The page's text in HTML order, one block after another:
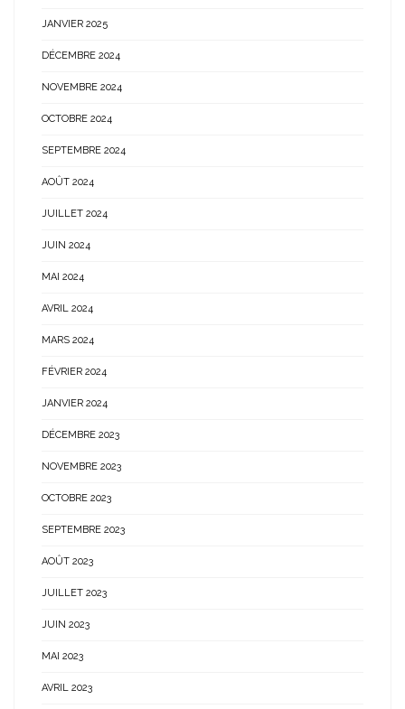
JANVIER 2025
DÉCEMBRE 2024
NOVEMBRE 2024
OCTOBRE 2024
SEPTEMBRE 2024
AOÛT 2024
JUILLET 2024
JUIN 2024
MAI 2024
AVRIL 2024
MARS 2024
FÉVRIER 2024
JANVIER 2024
DÉCEMBRE 2023
NOVEMBRE 2023
OCTOBRE 2023
SEPTEMBRE 2023
AOÛT 2023
JUILLET 2023
JUIN 2023
MAI 2023
AVRIL 2023